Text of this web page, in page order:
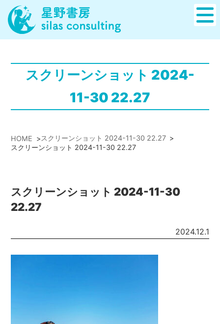
スクリーンショット 2024-
11-30 22.27
HOME >スクリーンショット 2024-11-30 22.27 >
スクリーンショット 2024-11-30 22.27
スクリーンショット 2024-11-30
22.27
2024.12.1